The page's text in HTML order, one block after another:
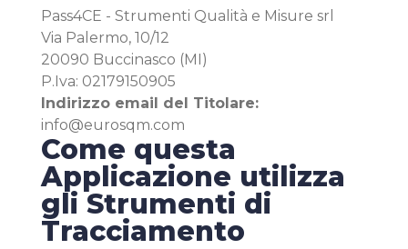
Pass4CE - Strumenti Qualità e Misure srl
Via Palermo, 10/12
20090 Buccinasco (MI)
P.Iva: 02179150905
Indirizzo email del Titolare:
info@eurosqm.com
Come questa
Applicazione utilizza
gli Strumenti di
Tracciamento